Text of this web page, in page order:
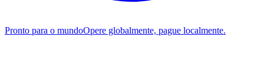
Pronto para o mundoOpere globalmente, pague localmente.